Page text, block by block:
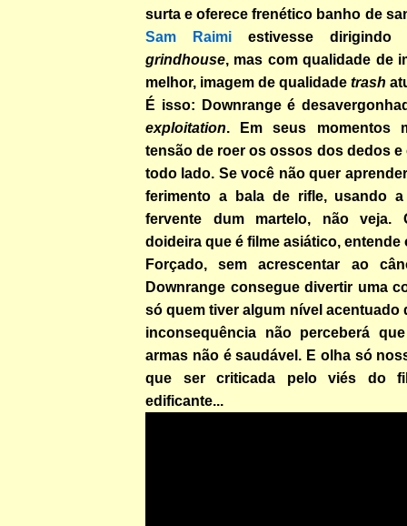
surta e oferece frenético banho de
Sam Raimi estivesse
grindhouse, mas com qualidade de
melhor, imagem de qualidade trash
É isso: Downrange é
exploitation. Em seus momentos
tensão de roer os ossos dos dedos e
todo lado. Se você não quer
ferimento a bala de rifle, usando
fervente dum martelo, não veja.
doideira que é filme asiático, entende
Forçado, sem acrescentar ao
Downrange consegue divertir uma
só quem tiver algum nível acentuado
inconsequência não perceberá
armas não é saudável. E olha só
que ser criticada pelo viés do
edificante...